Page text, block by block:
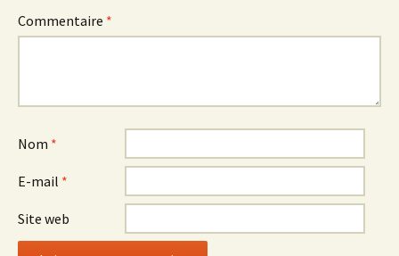
Commentaire *
Nom *
E-mail *
Site web